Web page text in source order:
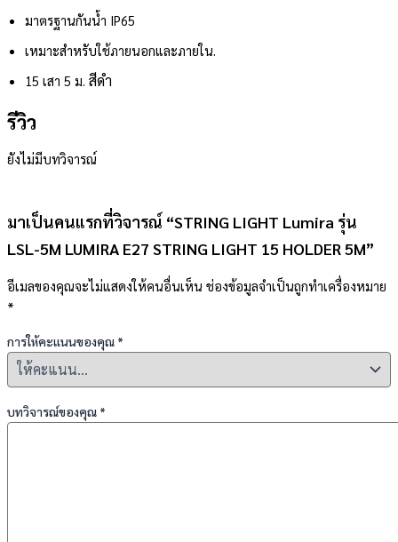
มาตรฐานกันน้ำ IP65
เหมาะสำหรับใช้ภายนอกและภายใน.
15 เสา 5 ม. สีดำ
รีวิว
ยังไม่มีบทวิจารณ์
มาเป็นคนแรกที่วิจารณ์ “STRING LIGHT Lumira รุ่น
LSL-5M LUMIRA E27 STRING LIGHT 15 HOLDER 5M”
อีเมลของคุณจะไม่แสดงให้คนอื่นเห็น ช่องข้อมูลจำเป็นถูกทำเครื่องหมาย
*
การให้คะแนนของคุณ *
บทวิจารณ์ของคุณ *